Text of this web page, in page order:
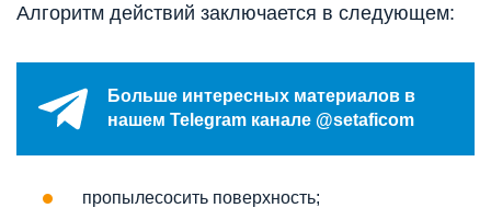
Алгоритм действий заключается в следующем:
Больше интересных материалов в
нашем Telegram канале @setaficom
пропылесосить поверхность;